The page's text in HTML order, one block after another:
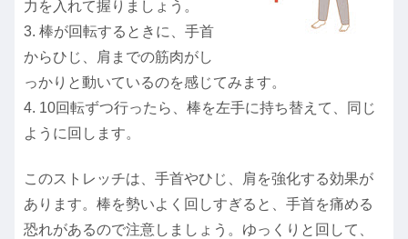
力を入れて握りましょう。
3. 棒が回転するときに、手首
からひじ、肩までの筋肉がし
っかりと動いているのを感じてみます。
4. 10回転ずつ行ったら、棒を左手に持ち替えて、同じ
ように回します。
このストレッチは、手首やひじ、肩を強化する効果が
あります。棒を勢いよく回しすぎると、手首を痛める
恐れがあるので注意しましょう。ゆっくりと回して、